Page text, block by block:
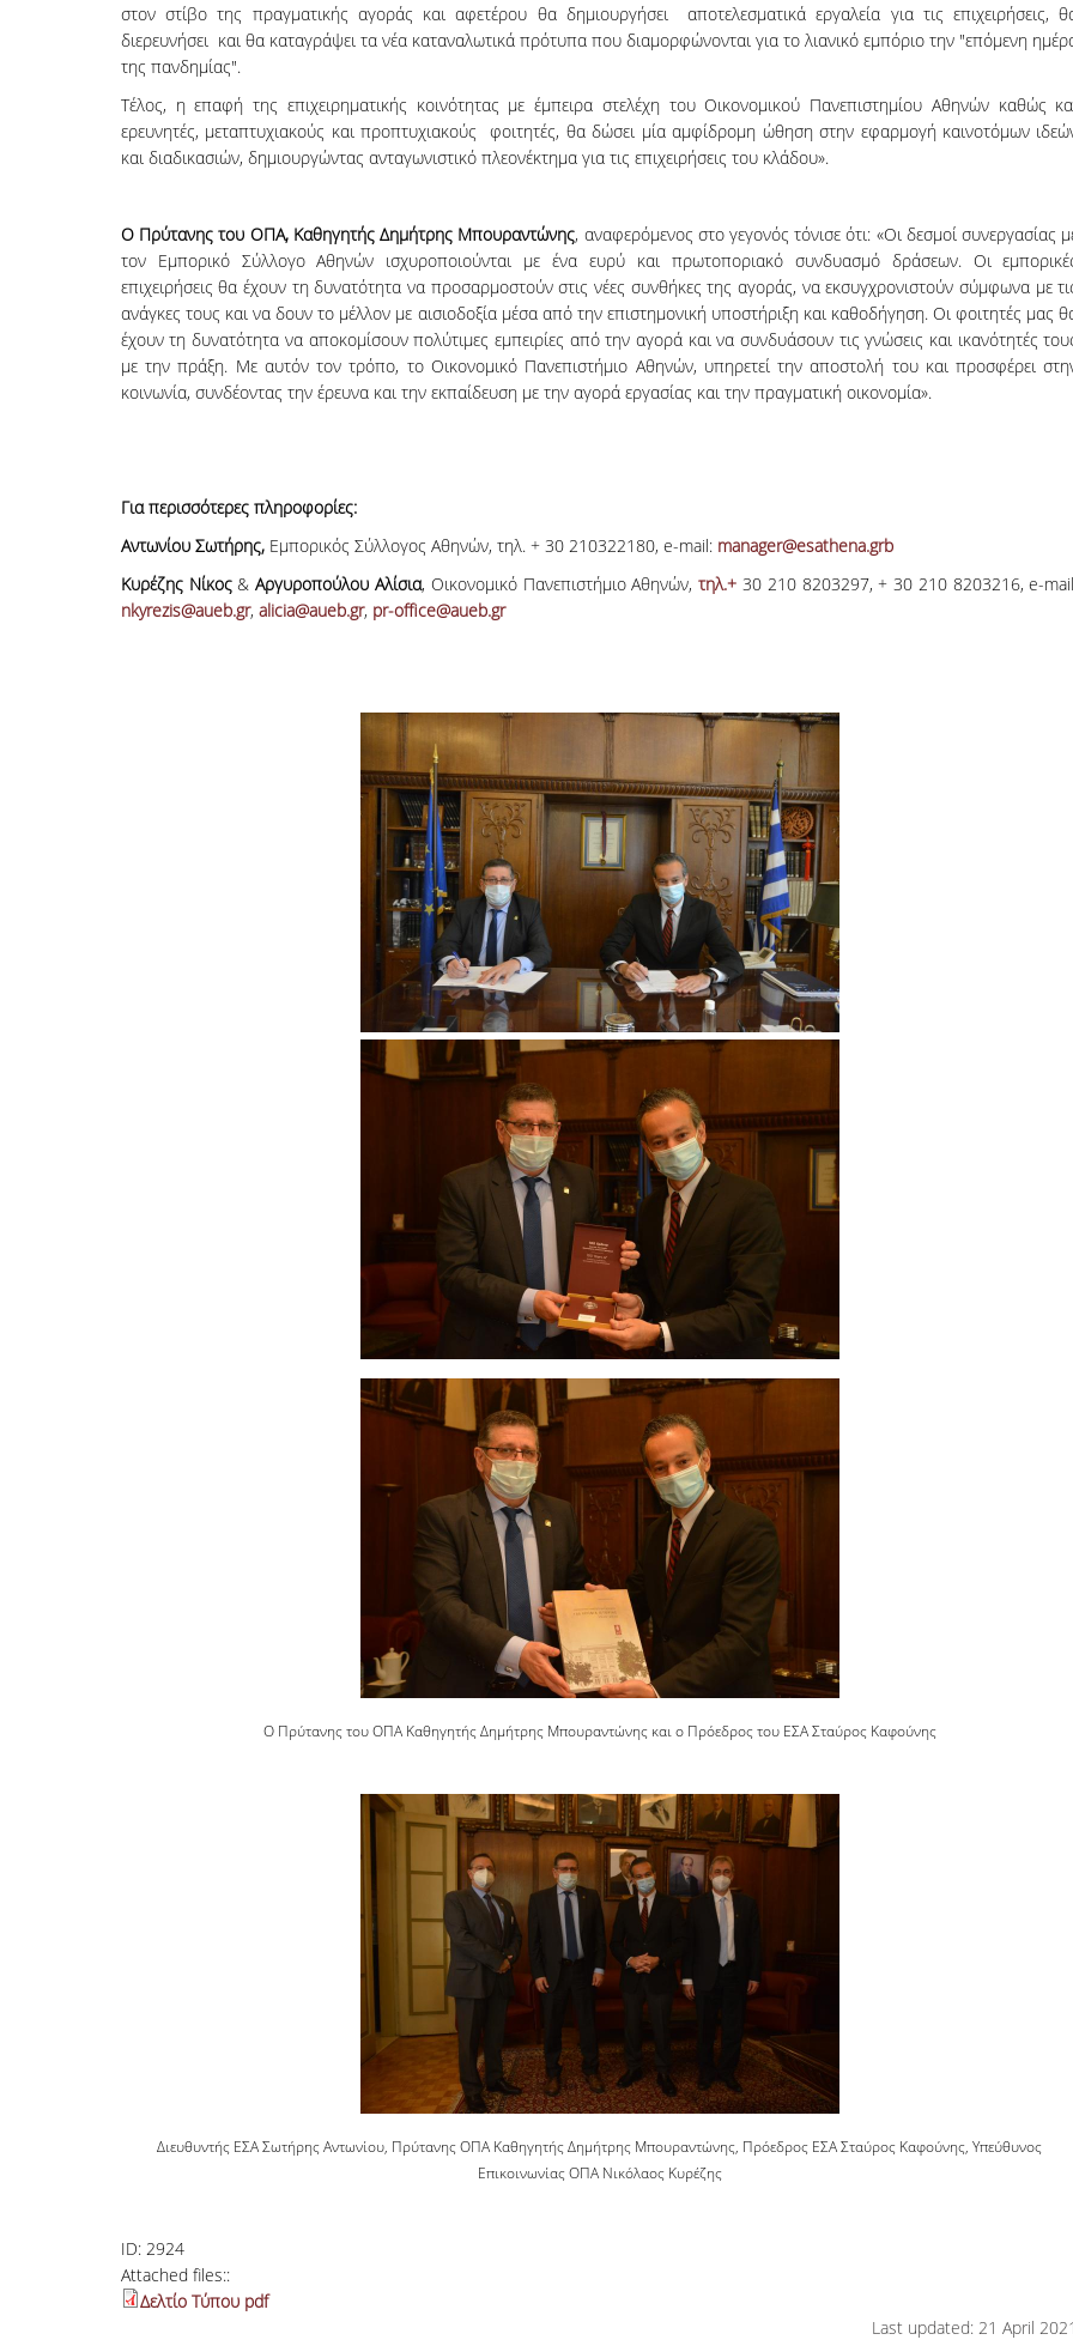
στον στίβο της πραγματικής αγοράς και αφετέρου θα δημιουργήσει αποτελεσματικά εργαλεία για τις επιχειρήσεις,
διερευνήσει και θα καταγράψει τα νέα καταναλωτικά πρότυπα που διαμορφώνονται για το λιανικό εμπόριο την "επόμενη
της πανδημίας".
Τέλος, η επαφή της επιχειρηματικής κοινότητας με έμπειρα στελέχη του Οικονομικού Πανεπιστημίου Αθηνών καθώς
ερευνητές, μεταπτυχιακούς και προπτυχιακούς φοιτητές, θα δώσει μία αμφίδρομη ώθηση στην εφαρμογή καινοτόμων
και διαδικασιών, δημιουργώντας ανταγωνιστικό πλεονέκτημα για τις επιχειρήσεις του κλάδου».
Ο Πρύτανης του ΟΠΑ, Καθηγητής Δημήτρης Μπουραντώνης, αναφερόμενος στο γεγονός τόνισε ότι: «Οι δεσμοί συνεργασίας
τον Εμπορικό Σύλλογο Αθηνών ισχυροποιούνται με ένα ευρύ και πρωτοποριακό συνδυασμό δράσεων. Οι
επιχειρήσεις θα έχουν τη δυνατότητα να προσαρμοστούν στις νέες συνθήκες της αγοράς, να εκσυγχρονιστούν σύμφωνα με
ανάγκες τους και να δουν το μέλλον με αισιοδοξία μέσα από την επιστημονική υποστήριξη και καθοδήγηση. Οι φοιτητές μας
έχουν τη δυνατότητα να αποκομίσουν πολύτιμες εμπειρίες από την αγορά και να συνδυάσουν τις γνώσεις και ικανότητές
με την πράξη. Με αυτόν τον τρόπο, το Οικονομικό Πανεπιστήμιο Αθηνών, υπηρετεί την αποστολή του και προσφέρει
κοινωνία, συνδέοντας την έρευνα και την εκπαίδευση με την αγορά εργασίας και την πραγματική οικονομία».
Για περισσότερες πληροφορίες:
Αντωνίου Σωτήρης,Εμπορικός Σύλλογος Αθηνών, τηλ. + 30 210322180, e-mail: manager@esathena.grb
Κυρέζης Νίκος&Αργυροπούλου Αλίσια, Οικονομικό Πανεπιστήμιο Αθηνών,τηλ.+ 30 210 8203297, + 30 210 8203216, e-
nkyrezis@aueb.gr, alicia@aueb.gr, pr-office@aueb.gr
Ο Πρύτανης του ΟΠΑ Καθηγητής Δημήτρης Μπουραντώνης και ο Πρόεδρος του ΕΣΑ Σταύρος Καφούνης
Διευθυντής ΕΣΑ Σωτήρης Αντωνίου, Πρύτανης ΟΠΑ Καθηγητής Δημήτρης Μπουραντώνης, Πρόεδρος ΕΣΑ Σταύρος Καφούνης, Υπεύθυνος
Επικοινωνίας ΟΠΑ Νικόλαος Κυρέζης
ID: 2924
Attached files::
Δελτίο Τύπου pdf
Last updated: 21 April 2021